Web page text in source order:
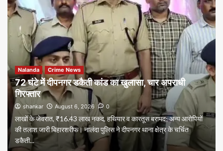
Nalanda Crime News
72 घंटे में दीपनगर डकैती कांड का खुलासा, चार अपराधी
गिरफ्तार
shankar August 6, 2026 0
लाखों के जेवरात, ₹16.43 लाख नकद, हथियार व कारतूस बरामद; अन्य आरोपियों
की तलाश जारी बिहारशरीफ। नालंदा पुलिस ने दीपनगर थाना क्षेत्र के चर्चित
डकैती...